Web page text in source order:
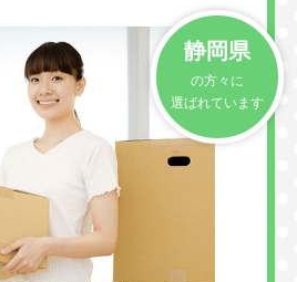
静岡県
の方々に
選ばれています